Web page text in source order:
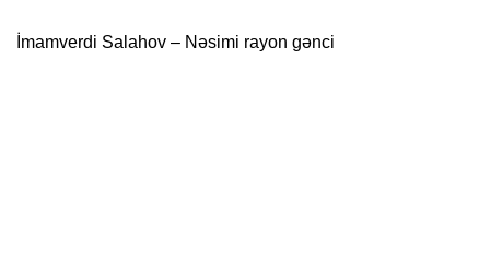
İmamverdi Salahov – Nəsimi rayon gənci